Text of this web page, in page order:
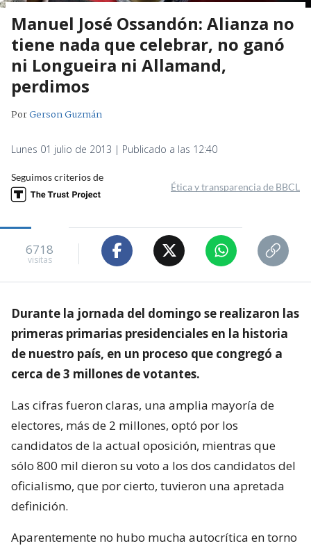
Manuel José Ossandón: Alianza no
tiene nada que celebrar, no ganó
ni Longueira ni Allamand,
perdimos
PorGerson Guzmán
Lunes 01 julio de 2013 | Publicado a las 12:40
Seguimos criterios de
Ética y transparencia de BBCL
6718
visitas
Durante la jornada del domingo se realizaron las
primeras primarias presidenciales en la historia
de nuestro país, en un proceso que congregó a
cerca de 3 millones de votantes.
Las cifras fueron claras, una amplia mayoría de
electores, más de 2 millones, optó por los
candidatos de la actual oposición, mientras que
sólo 800 mil dieron su voto a los dos candidatos del
oficialismo, que por cierto, tuvieron una apretada
definición.
Aparentemente no hubo mucha autocrítica en torno